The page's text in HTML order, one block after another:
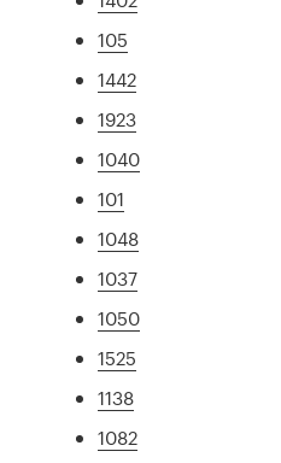
105
1442
1923
1040
101
1048
1037
1050
1525
1138
1082